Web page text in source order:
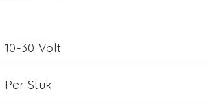
10-30 Volt
Per Stuk